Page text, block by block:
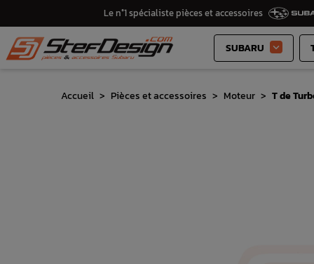
Le n°1 spécialiste pièces et accessoires
SUBARU 
Accueil Pièces et accessoires Moteur T de